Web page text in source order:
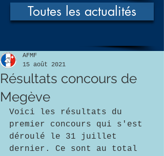
Toutes les actualités
Résultats concours de
Megève
AFMF
15 août 2021
Voici les résultats du
premier concours qui s'est
déroulé le 31 juillet
dernier. Ce sont au total